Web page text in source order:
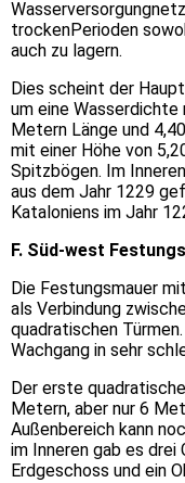
trockenPerioden
auch zu lagern.
Dies scheint der
um eine
Metern Länge und
mit einer Höhe von
Spitzbögen. Im
aus dem Jahr 1229
Kataloniens im Jahr
F. Süd-west
Die Festungsmauer
als Verbindung
quadratischen
Wachgang in sehr
Der erste
Metern, aber nur 6
Außenbereich kann
im Inneren gab es drei
Erdgeschoss und ein